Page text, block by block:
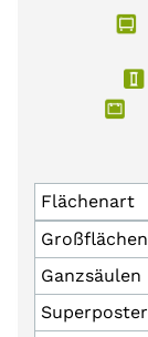
Flächenart
Großflächen
Ganzsäulen
Superposter